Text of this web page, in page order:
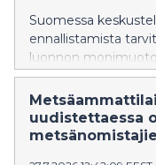
Suomessa
ennallistamista
luonnon
kustannuksista ja
kuitenkin yllättävän
ennallistamistyöt?
uudistettaessa